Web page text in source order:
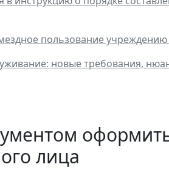
пользование
новые требования,
лица